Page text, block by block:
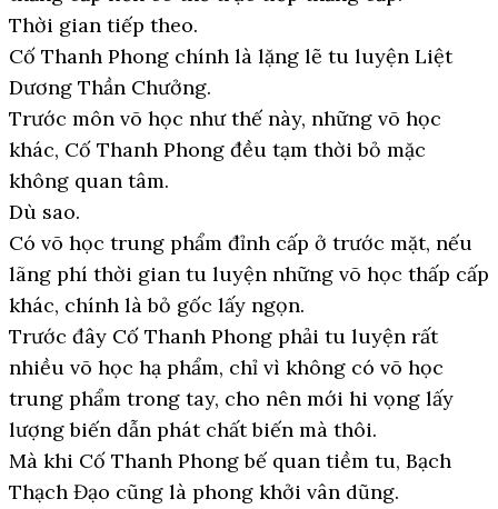
Thời gian tiếp theo.
Cố Thanh Phong chính là lặng lẽ tu luyện Liệt
Dương Thần Chưởng.
Trước môn võ học như thế này, những võ học
khác, Cố Thanh Phong đều tạm thời bỏ mặc
không quan tâm.
Dù sao.
Có võ học trung phẩm đỉnh cấp ở trước mặt, nếu
lãng phí thời gian tu luyện những võ học thấp cấp
khác, chính là bỏ gốc lấy ngọn.
Trước đây Cố Thanh Phong phải tu luyện rất
nhiều võ học hạ phẩm, chỉ vì không có võ học
trung phẩm trong tay, cho nên mới hi vọng lấy
lượng biến dẫn phát chất biến mà thôi.
Mà khi Cố Thanh Phong bế quan tiềm tu, Bạch
Thạch Đạo cũng là phong khởi vân dũng.